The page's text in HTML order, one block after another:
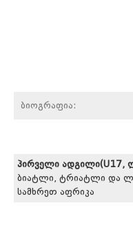
ბიოგრაფია:
პირველი ადგილი(U17,
ბიატლი, ტრიატლი და
სამხრეთ აფრიკა